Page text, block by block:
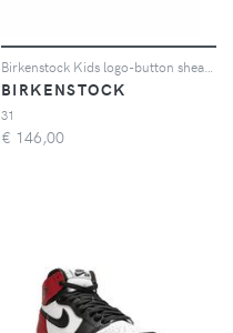
BIRKENSTOCK
31
€ 146,00